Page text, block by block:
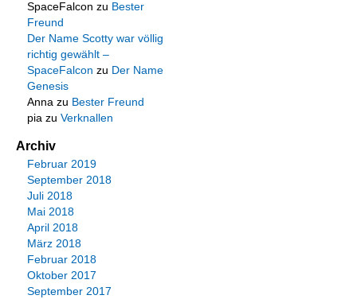
SpaceFalcon zu Bester
Freund
Der Name Scotty war völlig
richtig gewählt –
SpaceFalcon zu Der Name
Genesis
Annazu Bester Freund
piazu Verknallen
Archiv
Februar 2019
September 2018
Juli 2018
Mai 2018
April 2018
März 2018
Februar 2018
Oktober 2017
September 2017